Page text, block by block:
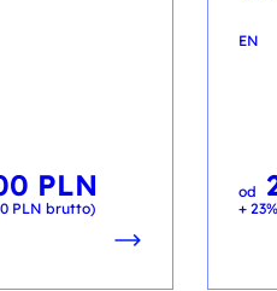
PLN
PLN brutto)
EN
od
+